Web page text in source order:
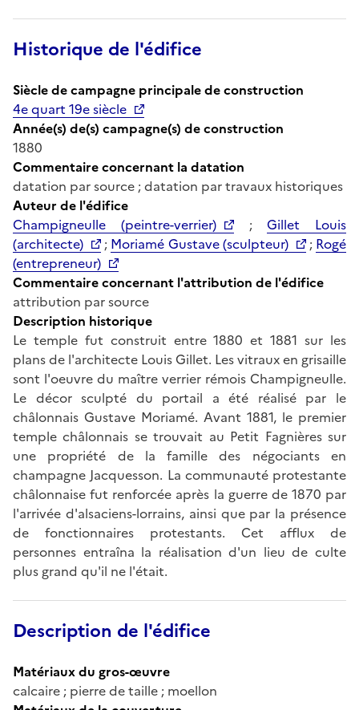
Historique de l'édifice
Siècle de campagne principale de construction
4e quart 19e siècle
Année(s) de(s) campagne(s) de construction
1880
Commentaire concernant la datation
datation par source ; datation par travaux historiques
Auteur de l'édifice
Champigneulle (peintre-verrier)
;Gillet Louis
(architecte)
; Moriamé Gustave (sculpteur) ; Rogé
(entrepreneur)
Commentaire concernant l'attribution de l'édifice
attribution par source
Description historique
Le temple fut construit entre 1880 et 1881 sur les
plans de l'architecte Louis Gillet. Les vitraux en grisaille
sont l'oeuvre du maître verrier rémois Champigneulle.
Le décor sculpté du portail a été réalisé par le
châlonnais Gustave Moriamé. Avant 1881, le premier
temple châlonnais se trouvait au Petit Fagnières sur
une propriété de la famille des négociants en
champagne Jacquesson. La communauté protestante
châlonnaise fut renforcée après la guerre de 1870 par
l'arrivée d'alsaciens-lorrains, ainsi que par la présence
de fonctionnaires protestants. Cet afflux de
personnes entraîna la réalisation d'un lieu de culte
plus grand qu'il ne l'était.
Description de l'édifice
Matériaux du gros-œuvre
calcaire ; pierre de taille ; moellon